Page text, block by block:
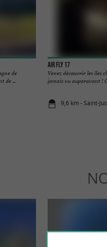
de
de ...
Air FLY 17
Venez découvrir les îles
jamais vu auparavant !
9,6 km - Saint-